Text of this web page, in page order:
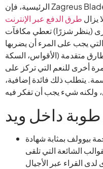
الرئيسية، فإن Zagreus Blade هو الأفضل من إلقاء منشورات
يزال
(ينظر شزرًا) تعطي مكافآت
يجب على المرء أن يضربها
متقدمة (الأقواس، السكة
أخرى للنعم التي تركز على
يتطلب ذلك فائدة إضافية،
داخل ويد
بيوولف بمثابة شهادة
الشائعة التي تلقى